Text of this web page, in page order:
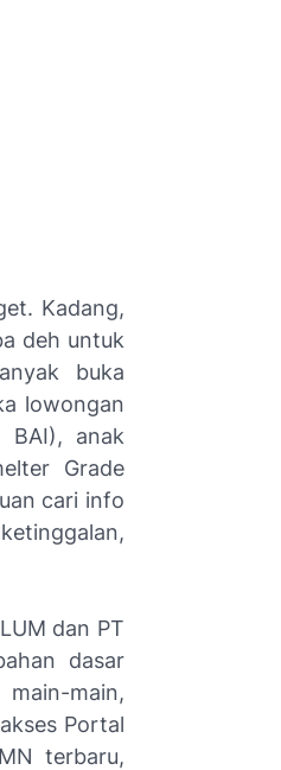
Kadang,
deh untuk
buka
lowongan
BAI), anak
Grade
cari info
dan PT
dasar
main,
Portal
terbaru,